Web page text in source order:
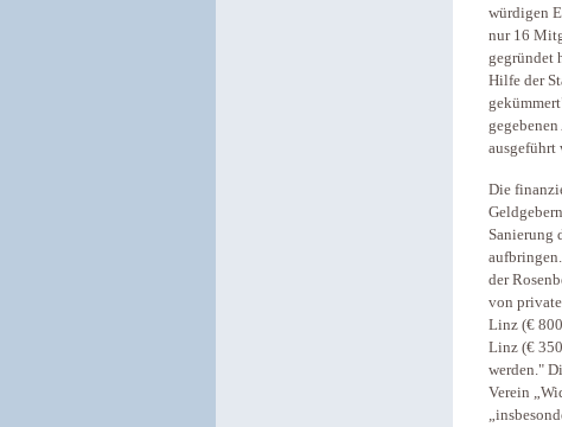
würdigen
nur 16
gegründet
Hilfe der
ausgeführt
Die
Sanierung
der
von
Linz (€
Linz (€
werden."
Verein